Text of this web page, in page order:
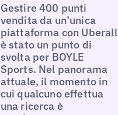
Gestire 400 punti
vendita da un’unica
piattaforma con Uberall
è stato un punto di
svolta per BOYLE
Sports. Nel panorama
attuale, il momento in
cui qualcuno effettua
una ricerca è